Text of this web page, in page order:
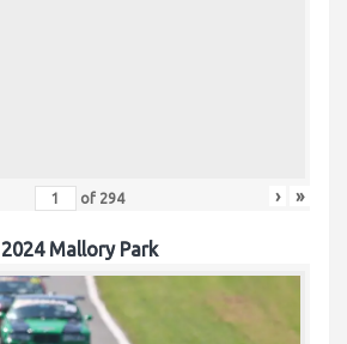
of 294 › »
2024 Mallory Park